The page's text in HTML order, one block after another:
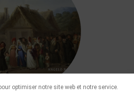
optimiser notre site web et notre service.